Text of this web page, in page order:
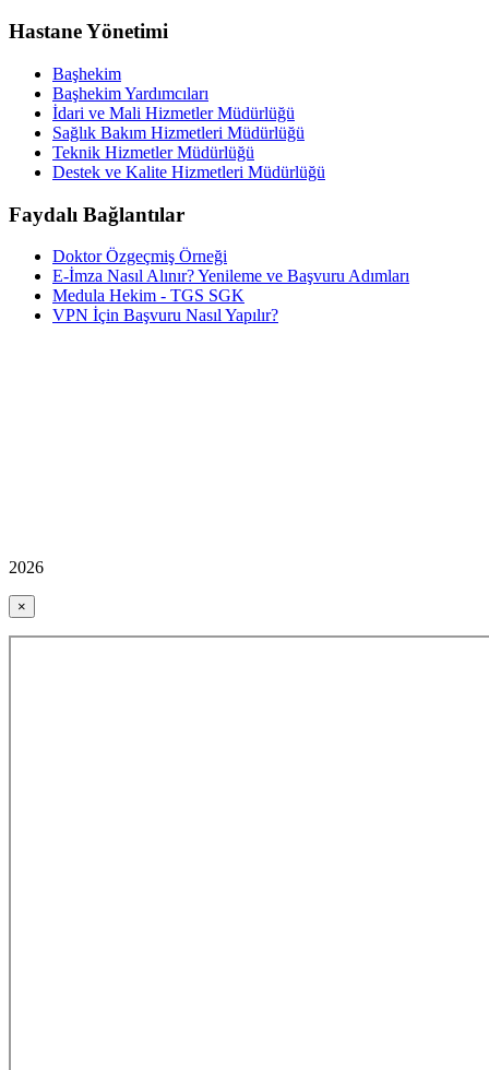
Hastane Yönetimi
Başhekim
Başhekim Yardımcıları
İdari ve Mali Hizmetler Müdürlüğü
Sağlık Bakım Hizmetleri Müdürlüğü
Teknik Hizmetler Müdürlüğü
Destek ve Kalite Hizmetleri Müdürlüğü
Faydalı Bağlantılar
Doktor Özgeçmiş Örneği
E-İmza Nasıl Alınır? Yenileme ve Başvuru Adımları
Medula Hekim - TGS SGK
VPN İçin Başvuru Nasıl Yapılır?
2026
×